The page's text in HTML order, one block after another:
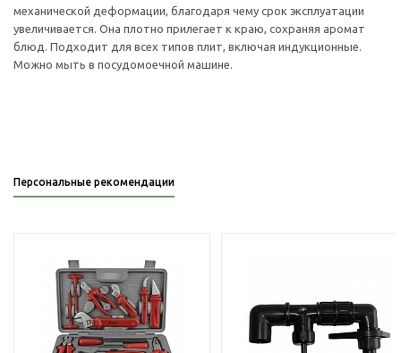
механической деформации, благодаря чему срок эксплуатации
увеличивается. Она плотно прилегает к краю, сохраняя аромат
блюд. Подходит для всех типов плит, включая индукционные.
Можно мыть в посудомоечной машине.
Персональные рекомендации